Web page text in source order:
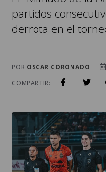
partidos
derrota en el
POR OSCAR CORONADO
COMPARTIR: